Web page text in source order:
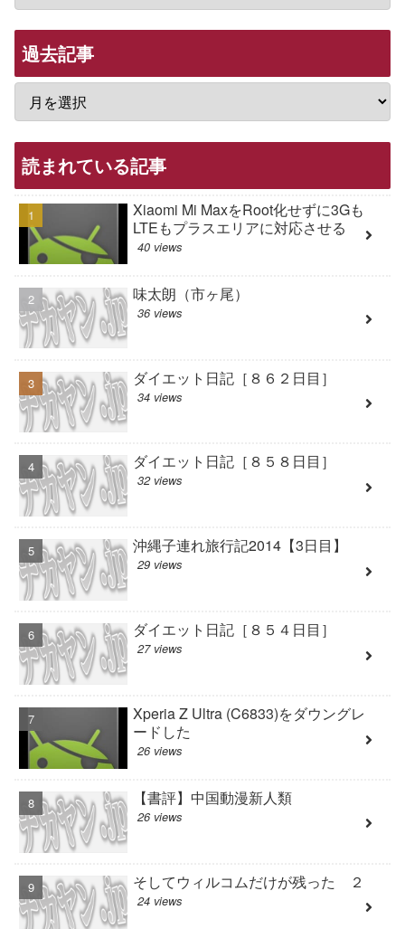
過去記事
読まれている記事
Xiaomi Mi MaxをRoot化せずに3Gも
LTEもプラスエリアに対応させる
40 views
味太朗（市ヶ尾）
36 views
ダイエット日記［８６２日目］
34 views
ダイエット日記［８５８日目］
32 views
沖縄子連れ旅行記2014【3日目】
29 views
ダイエット日記［８５４日目］
27 views
Xperia Z Ultra (C6833)をダウングレ
ードした
26 views
【書評】中国動漫新人類
26 views
そしてウィルコムだけが残った ２
24 views